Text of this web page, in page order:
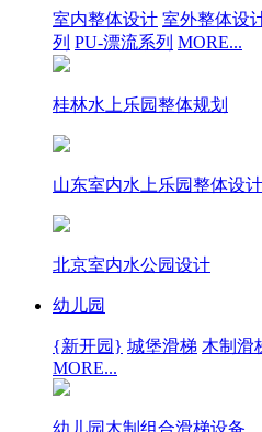
室内整体设计 室外整体设
列 PU-漂流系列 MORE...
桂林水上乐园整体规划
山东室内水上乐园整体设计
北京室内水公园设计
幼儿园
{新开园} 城堡滑梯 木制滑
MORE...
幼儿园木制组合滑梯设备